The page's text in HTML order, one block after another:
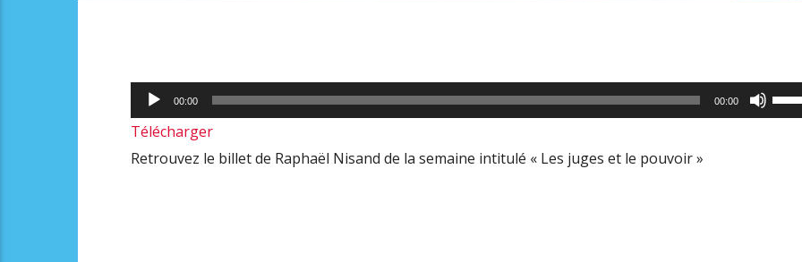
Lecteur
audio
00:00 00:00
les
Télécharger
Retrouvez le billet de Raphaël Nisand de la semaine intitulé « Les juges et le pouvoir »